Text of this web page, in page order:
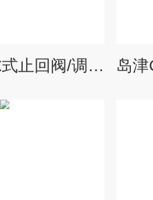
萃取装置鲁尔式止回阀/调节阀（5010-60010）